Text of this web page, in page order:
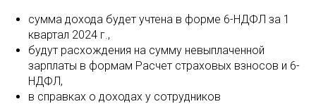
сумма дохода будет учтена в форме 6-НДФЛ за 1
квартал 2024 г.,
будут расхождения на сумму невыплаченной
зарплаты в формам Расчет страховых взносов и 6-
НДФЛ,
в справках о доходах у сотрудников